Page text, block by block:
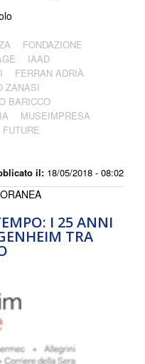
il: 18/05/2018 - 08:02
FONDAZIONE
IAAD
FERRAN ADRIÀ
ZANASI
BARICCO
MUSEIMPRESA
I 25 ANNI
TRA